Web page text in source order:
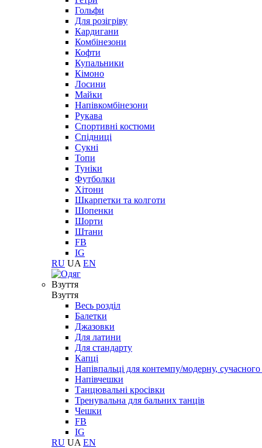
Гольфи
Для розігріву
Кардигани
Комбінезони
Кофти
Купальники
Кімоно
Лосини
Майки
Напівкомбінезони
Рукава
Спортивні костюми
Спідниці
Сукні
Топи
Туніки
Футболки
Хітони
Шкарпетки та колготи
Шопенки
Шорти
Штани
FB
IG
RU UA EN
Взуття
Взуття
Весь розділ
Балетки
Джазовки
Для латини
Для стандарту
Капці
Напівпальці для контемпу/модерну,
Напівчешки
Танцювальні кросівки
Тренувальна для бальних танців
Чешки
FB
IG
RU UA EN